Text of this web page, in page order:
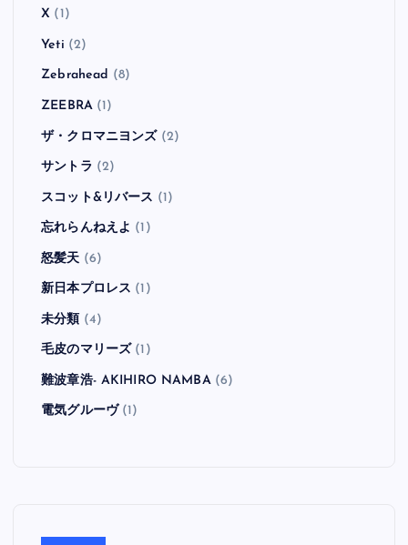
X (1)
Yeti (2)
Zebrahead (8)
ZEEBRA(1)
ザ・クロマニヨンズ(2)
サントラ (2)
スコット&リバース (1)
忘れらんねえよ (1)
怒髪天 (6)
新日本プロレス (1)
未分類 (4)
毛皮のマリーズ (1)
難波章浩- AKIHIRO NAMBA(6)
電気グルーヴ(1)